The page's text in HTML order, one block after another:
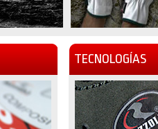
TECNOLOGÍAS